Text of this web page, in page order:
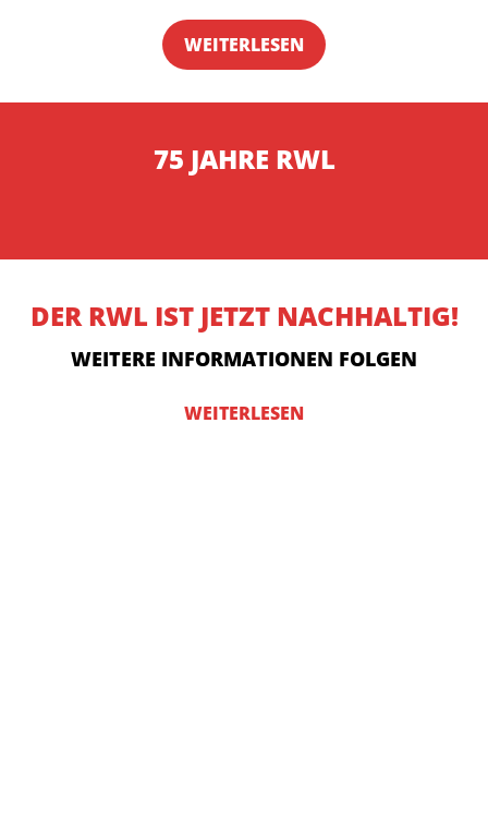
WEITERLESEN
75 JAHRE RWL
DER RWL IST JETZT NACHHALTIG!
WEITERE INFORMATIONEN FOLGEN
WEITERLESEN